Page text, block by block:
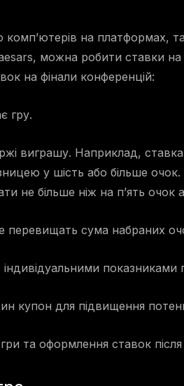
на платформах,
можна робити ставки на
на фінали конференцій:
гру.
виграшу. Наприклад,
у шість або більше
не більше ніж на п’ять очок
перевищать сума набраних
індивідуальними показниками
купон для підвищення
гри та оформлення ставок